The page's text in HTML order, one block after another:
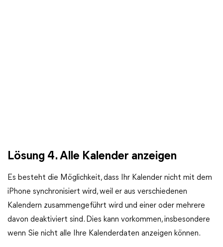
Lösung 4. Alle Kalender anzeigen
Es besteht die Möglichkeit, dass Ihr Kalender nicht mit dem
iPhone synchronisiert wird, weil er aus verschiedenen
Kalendern zusammengeführt wird und einer oder mehrere
davon deaktiviert sind. Dies kann vorkommen, insbesondere
wenn Sie nicht alle Ihre Kalenderdaten anzeigen können.